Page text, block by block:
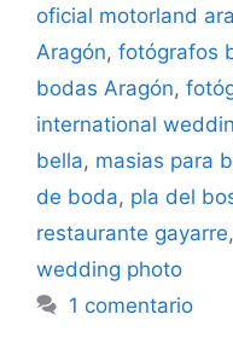
oficial motorland
Aragón, fotógrafos
bodas Aragón,
international
bella, masias para
de boda, pla del
restaurante gayarre,
wedding photo
1 comentario